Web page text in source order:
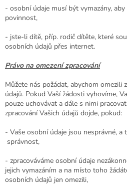
- osobní údaje musí být vymazány,
povinnost,
- jste-li dítě, příp. rodič dítěte, které
osobních údajů přes internet.
Právo na omezení zpracování
Můžete nás požádat, abychom omezili
údajů. Pokud Vaší žádosti vyhovíme,
pouze uchovávat a dále s nimi
zpracování Vašich údajů dojde, pokud:
- Vaše osobní údaje jsou nesprávné, a
správnost,
- zpracováváme osobní údaje
jejich vymazáním a na místo toho
osobních údajů jen omezili,